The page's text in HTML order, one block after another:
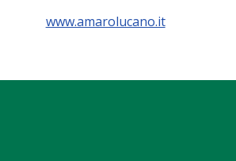
www.amarolucano.it